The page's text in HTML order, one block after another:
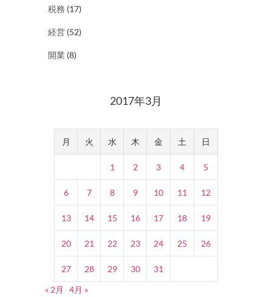
税務 (17)
経営 (52)
開業 (8)
2017年3月
月 火 水 木 金 土 日
1 2 3 4 5
6 7 8 9 10 11 12
13 14 15 16 17 18 19
20 21 22 23 24 25 26
27 28 29 30
31
« 2月
4月 »